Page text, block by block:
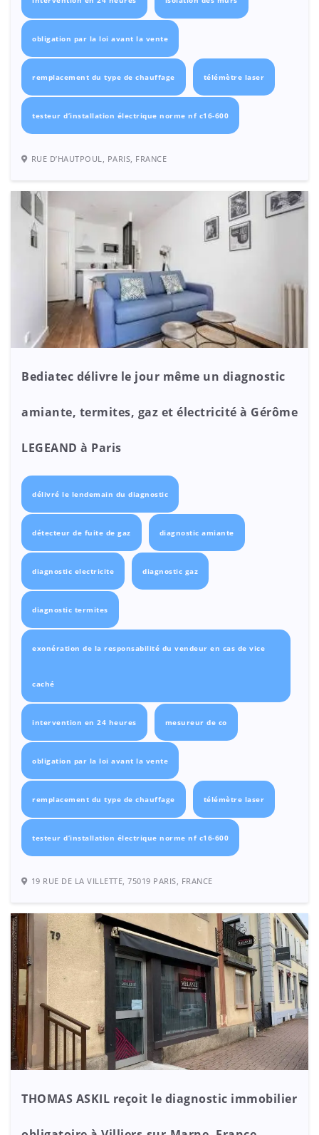
obligation par la loi avant la vente
remplacement du type de chauffage télémètre laser
testeur d’installation électrique norme nf c16-600
RUE D’HAUTPOUL, PARIS, FRANCE
Bediatec délivre le jour même un diagnostic
amiante, termites, gaz et électricité à Gérôme
LEGEAND à Paris
délivré le lendemain du diagnostic
détecteur de fuite de gaz diagnostic amiante
diagnostic electricite diagnostic gaz
diagnostic termites
exonération de la responsabilité du vendeur en cas de vice
caché
intervention en 24 heures mesureur de co
obligation par la loi avant la vente
remplacement du type de chauffage télémètre laser
testeur d’installation électrique norme nf c16-600
19 RUE DE LA VILLETTE, 75019 PARIS, FRANCE
THOMAS ASKIL reçoit le diagnostic immobilier